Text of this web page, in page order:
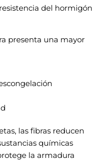
del hormigón
presenta una mayor
las fibras reducen
químicas
la armadura